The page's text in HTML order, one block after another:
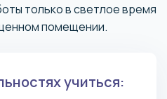
только в светлое время
помещении.
учиться: